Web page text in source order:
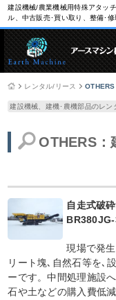
建設機械/農業機械用特殊アタッ
ル、中古販売･買い取り、整備･修
レンタル/リース
建設機械、建機･農機部品のレン
OTHERS：
自走式破
現場で発
リート塊､自然石等を､
ーです。中間処理施設
石や土などの購入費低減